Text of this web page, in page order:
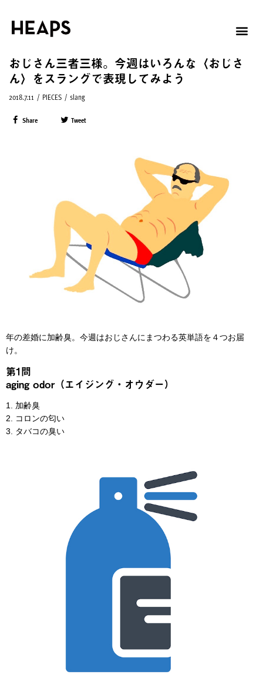
おじさん三者三様。今週はいろんな〈おじさ
ん〉をスラングで表現してみよう
2018.7.11 / PIECES / slang
Share Tweet
年の差婚に加齢臭。今週はおじさんにまつわる英単語を４つお届
け。
第1問
aging odor（エイジング・オウダー）
1. 加齢臭
2. コロンの匂い
3. タバコの臭い